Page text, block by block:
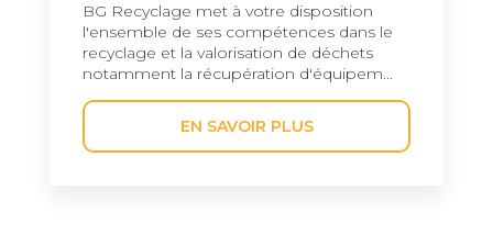
BG Recyclage met à votre disposition
l'ensemble de ses compétences dans le
recyclage et la valorisation de déchets
notamment la récupération d'équipem...
EN SAVOIR PLUS